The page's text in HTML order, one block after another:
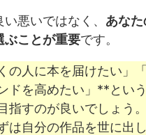
悪いではなく、 あな
ぶことが重要です。
の人に本を届けたい」
ドを高めたい」**という
指すのが良いでしょう。
は自分の作品を世に出